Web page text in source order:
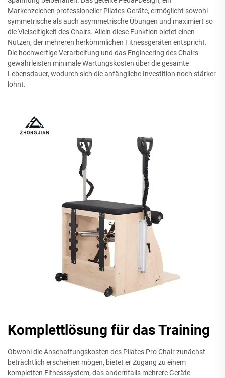
Markenzeichen professioneller Pilates-Geräte, ermöglicht sowohl
symmetrische als auch asymmetrische Übungen und maximiert so
die Vielseitigkeit des Chairs. Allein diese Funktion bietet einen
Nutzen, der mehreren herkömmlichen Fitnessgeräten entspricht.
Die hochwertige Verarbeitung und das Engineering des Chairs
gewährleisten minimale Wartungskosten über die gesamte
Lebensdauer, wodurch sich die anfängliche Investition noch stärker
lohnt.
Komplettlösung für das Training
Obwohl die Anschaffungskosten des Pilates Pro Chair zunächst
beträchtlich erscheinen mögen, bietet er Zugang zu einem
kompletten Fitnesssystem, das andernfalls mehrere Geräte